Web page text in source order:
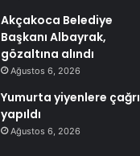
Akçakoca Belediye
Başkanı Albayrak,
gözaltına alındı
Ağustos 6, 2026
Yumurta yiyenlere çağrı
yapıldı
Ağustos 6, 2026